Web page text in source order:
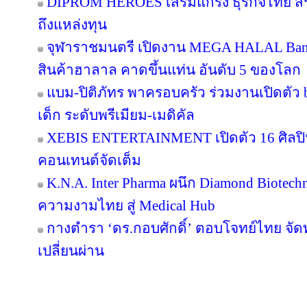
ถึงแหล่งทุน
จุฬาราชมนตรี เปิดงาน MEGA HALAL
สินค้าฮาลาล คาดขึ้นแท่น อันดับ 5 ของโลก
แบม-ปิติภัทร พาครอบครัว ร่วมงานเปิดตัว
เด็ก ระดับพรีเมียม-เมดิคัล
XEBIS ENTERTAINMENT เปิดตัว 16 ศิ
คอนเทนต์จัดเต็ม
K.N.A. Inter Pharma ผนึก Diamond
ความงามไทย สู่ Medical Hub
กางตำรา ‘ดร.กอบศักดิ์’ ตอบโจทย์ไทย
เปลี่ยนผ่าน